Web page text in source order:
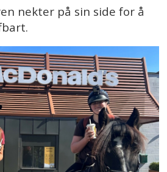
nekter på sin side for å